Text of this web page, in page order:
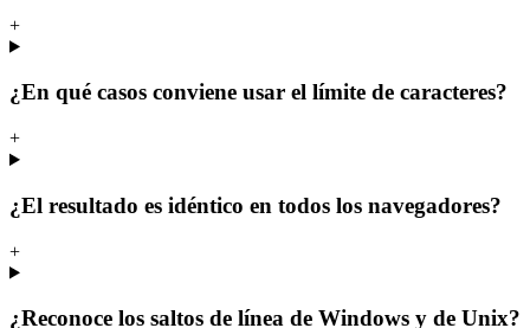
+
¿En qué casos conviene usar el límite de caracteres?
+
¿El resultado es idéntico en todos los navegadores?
+
¿Reconoce los saltos de línea de Windows y de Unix?